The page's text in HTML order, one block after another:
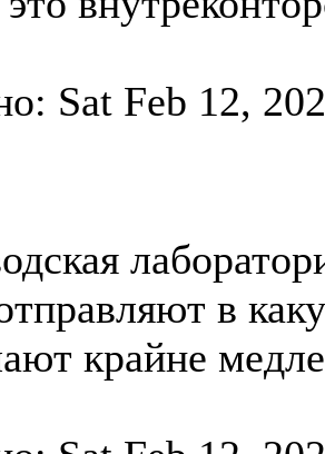
Sat Feb 12,
в
крайне